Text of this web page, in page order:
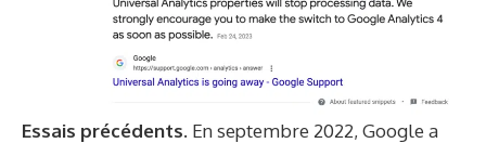
Essais précédents. En septembre 2022, Google a